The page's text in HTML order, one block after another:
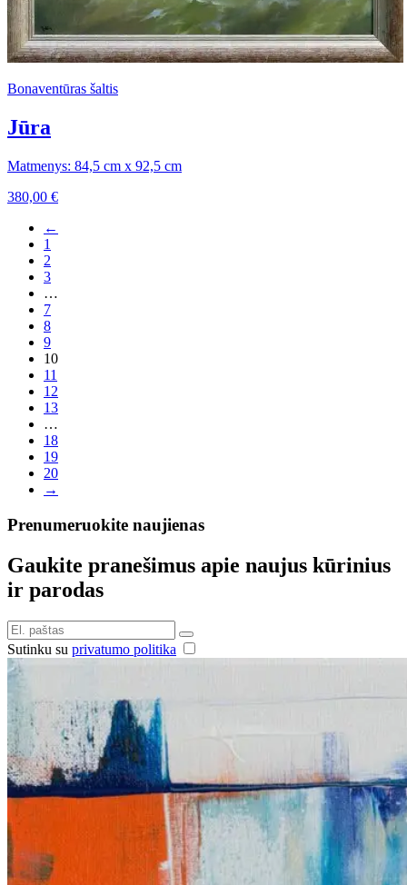
Bonaventūras šaltis
Jūra
Matmenys: 84,5 cm x 92,5 cm
380,00 €
←
1
2
3
…
7
8
9
10
11
12
13
…
18
19
20
→
Prenumeruokite naujienas
Gaukite pranešimus apie naujus kūrinius
ir parodas
Sutinku su privatumo politika